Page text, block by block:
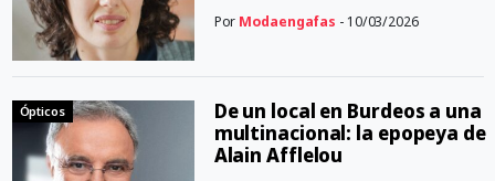
Por Modaengafas - 10/03/2026
Ópticos
De un local en Burdeos a una
multinacional: la epopeya de
Alain Afflelou